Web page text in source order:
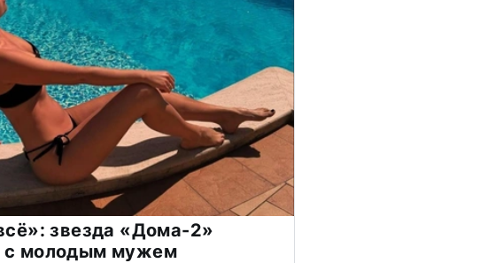
звезда «Дома-2»
с молодым мужем